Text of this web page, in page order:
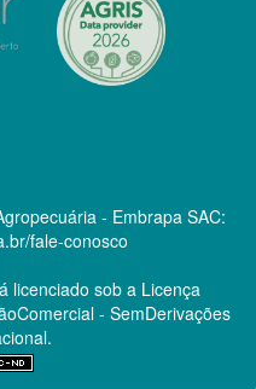
- Embrapa SAC:
fale-conosco
licenciado sob a Licença
- SemDerivações